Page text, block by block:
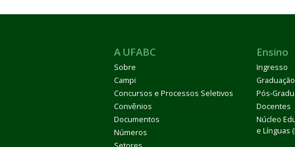
A UFABC
Sobre
Campi
Concursos e Processos Seletivos
Convênios
Documentos
Números
Ensino
Ingresso
Graduação
Pós-
Docentes
Núcleo
e Línguas